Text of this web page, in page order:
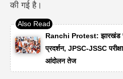
की गई है।
Ranchi Protest: झारखंड
प्रदर्शन, JPSC-JSSC
आंदोलन तेज